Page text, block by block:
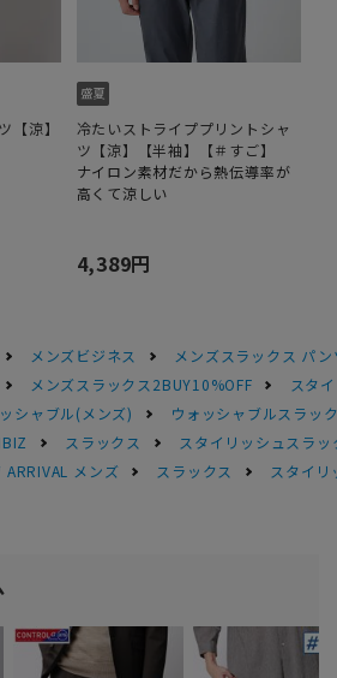
【涼】
冷たいストライププリントシャ
ツ【涼】【半袖】【＃すご】
ナイロン素材だから熱伝導率が
高くて涼しい
4,389円
メンズビジネス
メンズスラックス パン
メンズスラックス2BUY10%OFF
スタ
シャブル(メンズ)
ウォッシャブルスラッ
スラックス
スタイリッシュスラ
ARRIVAL メンズ スラックス スタイ